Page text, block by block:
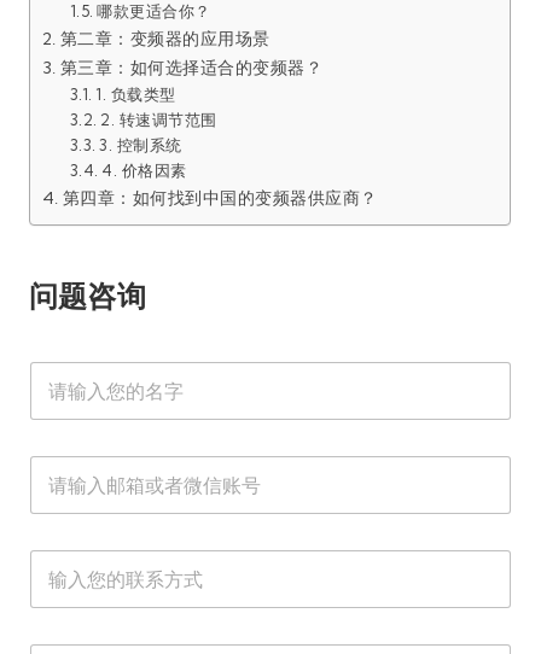
哪款更适合你？
第二章：变频器的应用场景
第三章：如何选择适合的变频器？
1. 负载类型
2. 转速调节范围
3. 控制系统
4. 价格因素
第四章：如何找到中国的变频器供应商？
问题咨询
系
字
式
式
名
*
邮
或
微
账
联
方